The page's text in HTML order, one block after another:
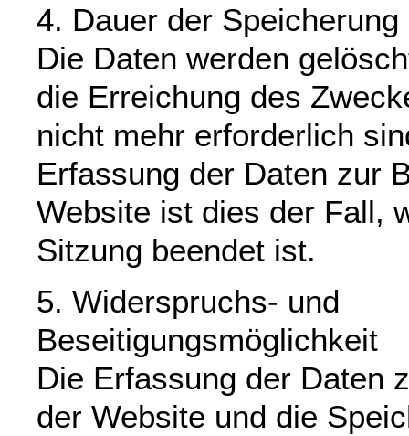
4. Dauer der Speicherung
Die Daten werden
die Erreichung des
nicht mehr erforderlich
Erfassung der Daten zur
Website ist dies der Fall,
Sitzung beendet ist.
5. Widerspruchs- und
Beseitigungsmöglichkeit
Die Erfassung der Daten
der Website und die